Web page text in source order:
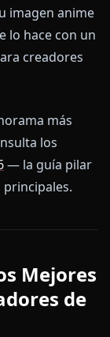
imagen anime
lo hace con un
creadores
más
los
— la guía pilar
Mejores
de